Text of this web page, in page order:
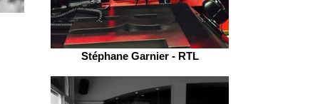
Stéphane Garnier - RTL